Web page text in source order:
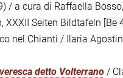
/ a cura di Raffaella
XXXII Seiten Bildtafeln [Be
nel Chianti / Ilaria
detto Volterrano/